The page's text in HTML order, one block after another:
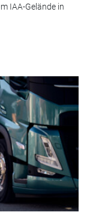
IAA-Gelände in